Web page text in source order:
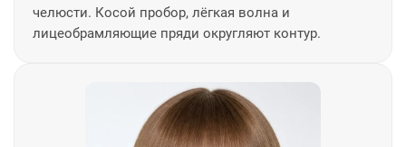
челюсти. Косой пробор, лёгкая волна и
лицеобрамляющие пряди округляют контур.